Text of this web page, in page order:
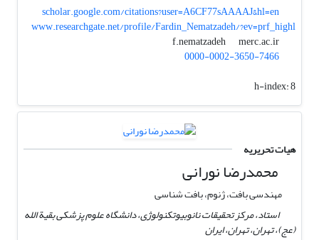
scholar.google.com/citations?user=A6CF77sAAAAJ&hl=en
www.researchgate.net/profile/Fardin_Nematzadeh/?ev=prf_highl
f.nematzadeh
merc.ac.ir
0000-0002-3650-7466
h-index:8
هیات تحریریه
محمدرضا نورانی
مهندسی بافت، ژنوم، بافت شناسی
استاد، مرکز تحقیقات نانوبیوتکنولوژی، دانشگاه علوم پزشکی بقیة الله
(عج)، تهران، تهران، ایران